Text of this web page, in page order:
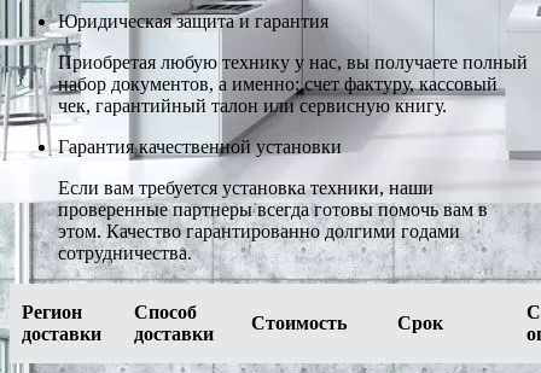
Юридическая защита и гарантия
Приобретая любую технику у нас, вы получаете полный
набор документов, а именно: счет фактуру, кассовый
чек, гарантийный талон или сервисную книгу.
Гарантия качественной установки
Если вам требуется установка техники, наши
проверенные партнеры всегда готовы помочь вам в
этом. Качество гарантированно долгими годами
сотрудничества.
Регион
доставки
Способ
доставки
Стоимость Срок